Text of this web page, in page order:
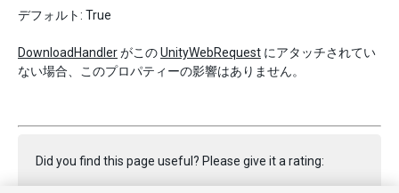
デフォルト: True
DownloadHandlerがこのUnityWebRequest にアタッチされてい
ない場合、このプロパティーの影響はありません。
Did you find this page useful? Please give it a rating: